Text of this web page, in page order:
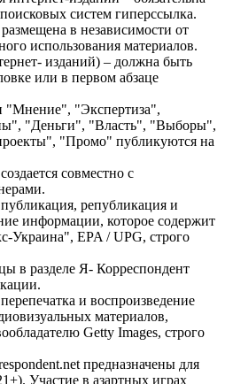
систем гиперссылка.
в независимости от
использования материалов.
изданий) – должна быть
или в первом абзаце
"Мнение", "Экспертиза",
"Деньги", "Власть", "Выборы",
"Промо" публикуются на
совместно с
републикация и
информации, которое содержит
Украина", EPA / UPG, строго
в разделе Я- Корреспондент
и воспроизведение
материалов,
Getty Images, строго
предназначены для
Участие в азартных играх